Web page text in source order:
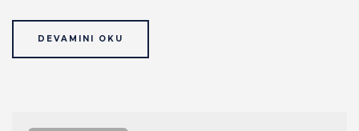
DEVAMINI OKU